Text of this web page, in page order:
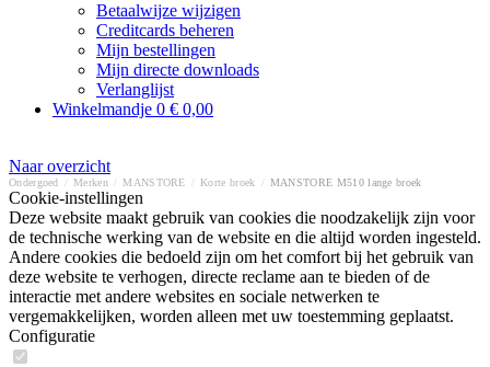
Betaalwijze wijzigen
Creditcards beheren
Mijn bestellingen
Mijn directe downloads
Verlanglijst
Winkelmandje 0 € 0,00
Naar overzicht
Ondergoed Merken MANSTORE Korte broek MANSTORE M510 lange broek
Cookie-instellingen
Deze website maakt gebruik van cookies die noodzakelijk zijn voor
de technische werking van de website en die altijd worden ingesteld.
Andere cookies die bedoeld zijn om het comfort bij het gebruik van
deze website te verhogen, directe reclame aan te bieden of de
interactie met andere websites en sociale netwerken te
vergemakkelijken, worden alleen met uw toestemming geplaatst.
Configuratie